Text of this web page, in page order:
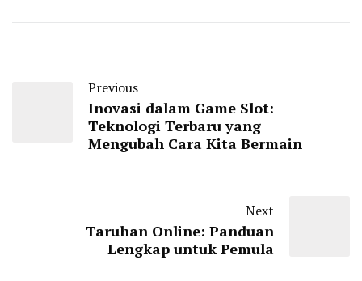
Previous
Inovasi dalam Game Slot:
Teknologi Terbaru yang
Mengubah Cara Kita Bermain
Next
Taruhan Online: Panduan
Lengkap untuk Pemula